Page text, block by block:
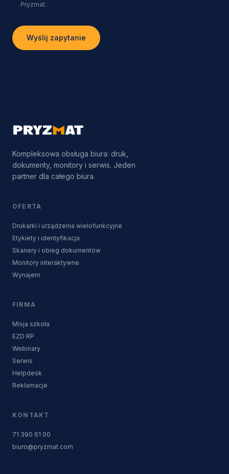
Pryzmat.
Wyślij zapytanie
Kompleksowa obsługa biura: druk,
dokumenty, monitory i serwis. Jeden
partner dla całego biura.
OFERTA
Drukarki i urządzenia wielofunkcyjne
Etykiety i identyfikacja
Skanery i obieg dokumentów
Monitory interaktywne
Wynajem
FIRMA
Misja szkoła
EZD RP
Webinary
Serwis
Helpdesk
Reklamacje
KONTAKT
71 390 61 00
biuro@pryzmat.com